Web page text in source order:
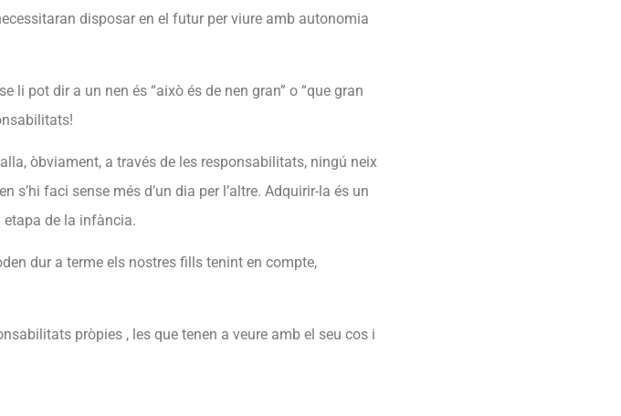
disposar en el futur per viure amb autonomia
li pot dir a un nen és “això és de nen gran” o “que gran
òbviament, a través de les responsabilitats, ningú neix
s’hi faci sense més d’un dia per l’altre. Adquirir-la és un
de la infància.
dur a terme els nostres fills tenint en compte,
pròpies , les que tenen a veure amb el seu cos i